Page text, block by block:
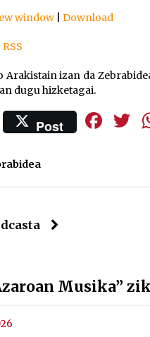
window Download
RSS
Arakistain izan da
dugu hizketagai.
Post
Musika”